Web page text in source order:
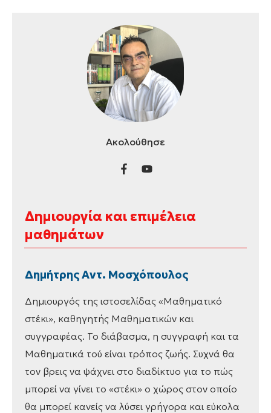
Ακολούθησε
Δημιουργία και επιμέλεια
μαθημάτων
Δημήτρης Αντ. Μοσχόπουλος
Δημιουργός της ιστοσελίδας «Μαθηματικό
στέκι», καθηγητής Μαθηματικών και
συγγραφέας. Το διάβασμα, η συγγραφή και τα
Μαθηματικά τού είναι τρόπος ζωής. Συχνά θα
τον βρεις να ψάχνει στο διαδίκτυο για το πώς
μπορεί να γίνει το «στέκι» ο χώρος στον οποίο
θα μπορεί κανείς να λύσει γρήγορα και εύκολα